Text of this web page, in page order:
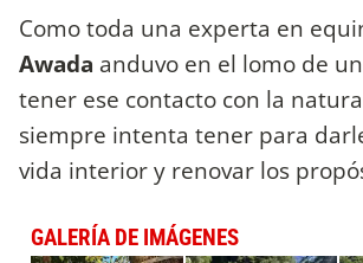
Como toda una experta en
Awada anduvo en el lomo de
tener ese contacto con la
siempre intenta tener para
vida interior y renovar los
GALERÍA DE IMÁGENES